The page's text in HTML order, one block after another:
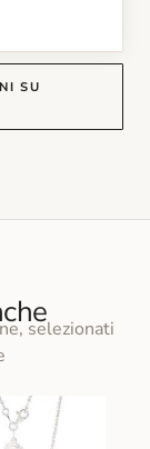
SU
selezionati